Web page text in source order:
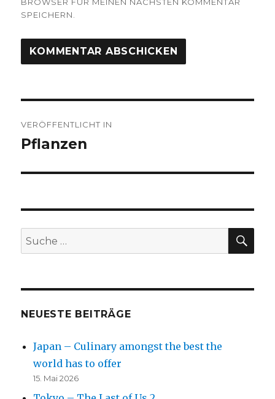
SPEICHERN.
VERÖFFENTLICHT IN
Pflanzen
Suche
nach:
NEUESTE BEITRÄGE
Japan – Culinary amongst the best the
world has to offer
15. Mai 2026